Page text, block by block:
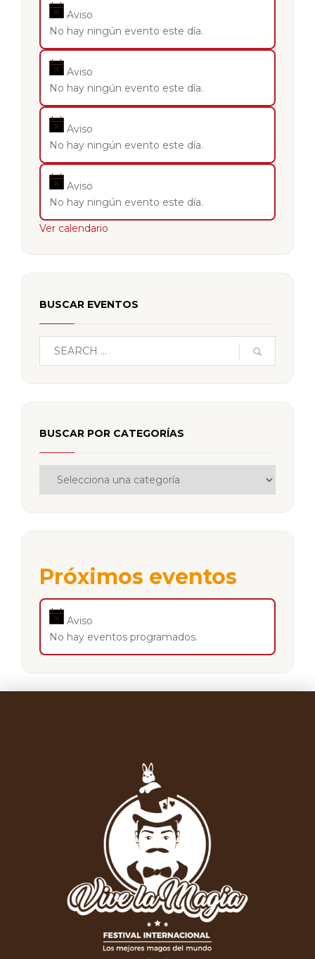
Aviso
No hay ningún evento este día.
Aviso
No hay ningún evento este día.
Aviso
No hay ningún evento este día.
Aviso
No hay ningún evento este día.
Ver calendario
BUSCAR EVENTOS
BUSCAR POR CATEGORÍAS
Próximos eventos
Aviso
No hay eventos programados.